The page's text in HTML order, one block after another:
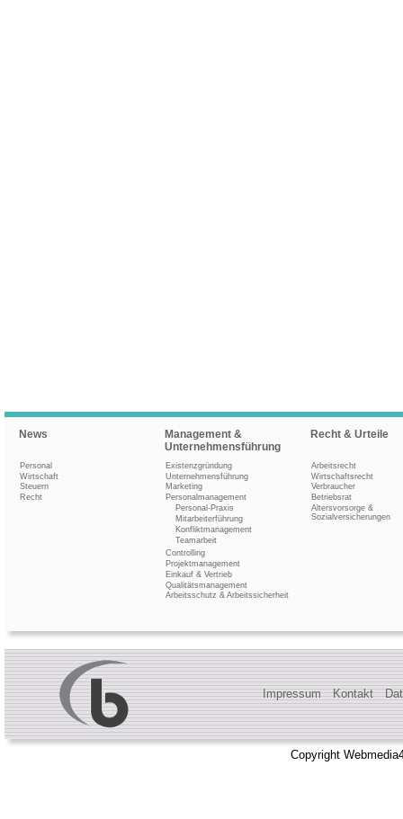
News
Personal
Wirtschaft
Steuern
Recht
Management &
Unternehmensführung
Existenzgründung
Unternehmensführung
Marketing
Personalmanagement
Personal-Praxis
Mitarbeiterführung
Konfliktmanagement
Teamarbeit
Controlling
Projektmanagement
Einkauf & Vertrieb
Qualitätsmanagement
Arbeitsschutz & Arbeitssicherheit
Recht & Urteile
Arbeitsrecht
Wirtschaftsrecht
Verbraucher
Betriebsrat
Altersvorsorge &
Sozialversicherungen
Impressum Kontakt
Copyright